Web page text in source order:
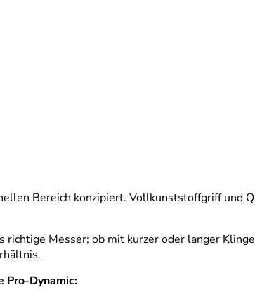
Bereich konzipiert. Vollkunststoffgriff und
richtige Messer; ob mit kurzer oder langer
Pro-Dynamic: